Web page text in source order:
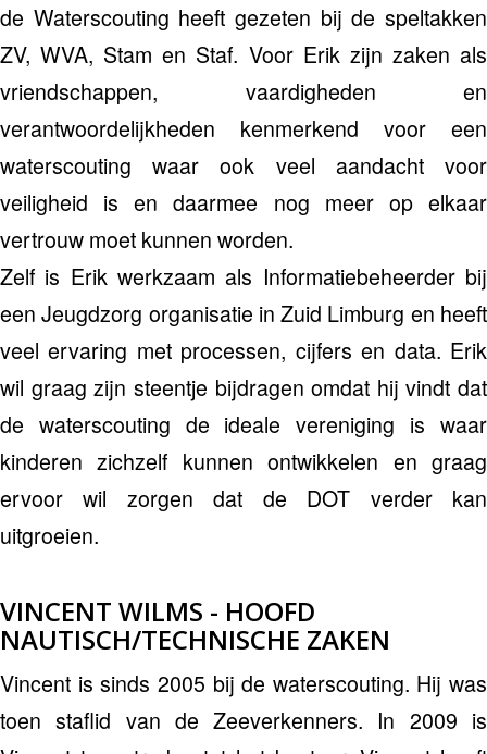
de Waterscouting heeft gezeten bij de speltakken
ZV, WVA, Stam en Staf. Voor Erik zijn zaken als
vriendschappen, vaardigheden en
verantwoordelijkheden kenmerkend voor een
waterscouting waar ook veel aandacht voor
veiligheid is en daarmee nog meer op elkaar
vertrouw moet kunnen worden.
Zelf is Erik werkzaam als Informatiebeheerder bij
een Jeugdzorg organisatie in Zuid Limburg en heeft
veel ervaring met processen, cijfers en data. Erik
wil graag zijn steentje bijdragen omdat hij vindt dat
de waterscouting de ideale vereniging is waar
kinderen zichzelf kunnen ontwikkelen en graag
ervoor wil zorgen dat de DOT verder kan
uitgroeien.
VINCENT WILMS - HOOFD
NAUTISCH/TECHNISCHE ZAKEN
Vincent is sinds 2005 bij de waterscouting. Hij was
toen staflid van de Zeeverkenners. In 2009 is